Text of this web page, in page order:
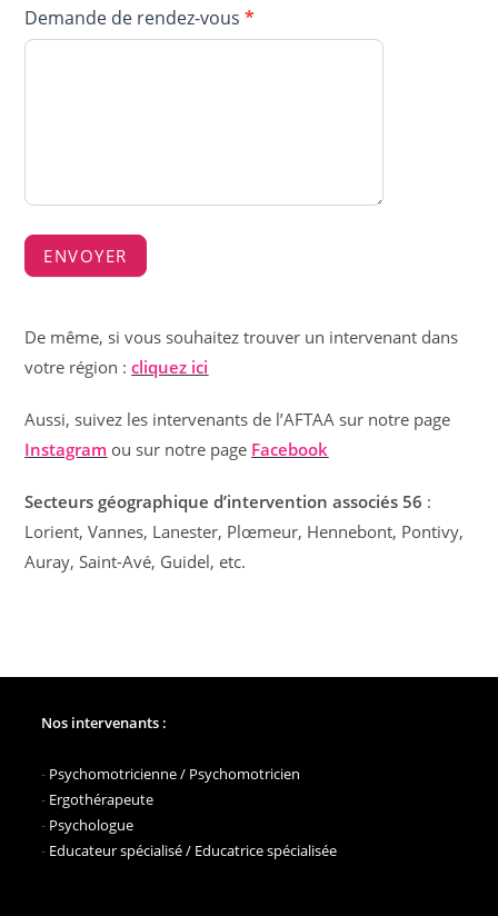
Demande de rendez-vous*
ENVOYER
De même, si vous souhaitez trouver un intervenant dans
votre région :cliquez ici
Aussi, suivez les intervenants de l’AFTAA sur notre page
Instagram ou sur notre page Facebook
Secteurs géographique d’intervention associés 56 :
Lorient, Vannes, Lanester, Plœmeur, Hennebont, Pontivy,
Auray, Saint-Avé, Guidel, etc.
Nos intervenants :
- Psychomotricienne / Psychomotricien
- Ergothérapeute
- Psychologue
- Educateur spécialisé / Educatrice spécialisée